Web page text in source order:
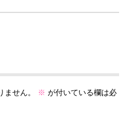
せん。 ※ が付いている欄は必